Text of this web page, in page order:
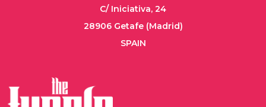
C/ Iniciativa, 24
28906 Getafe (Madrid)
SPAIN